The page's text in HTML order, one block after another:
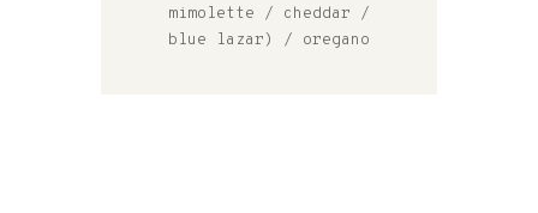
mimolette / cheddar /
blue lazar) / oregano